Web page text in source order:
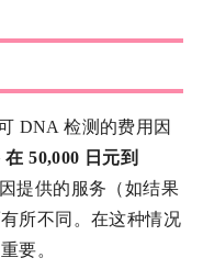
DNA 检测的费用因
在 50,000 日元到
提供的服务（如结果
所不同。在这种情况
要。